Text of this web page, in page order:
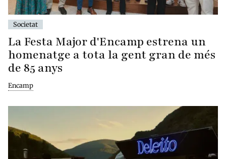
Societat
La Festa Major d'Encamp estrena un
homenatge a tota la gent gran de més
de 85 anys
Encamp